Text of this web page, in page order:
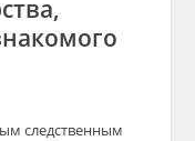
следственным